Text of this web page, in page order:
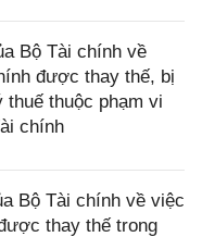
Bộ Tài chính về
được thay thế, bị
thuộc phạm vi
chính
Bộ Tài chính về việc
thay thế trong